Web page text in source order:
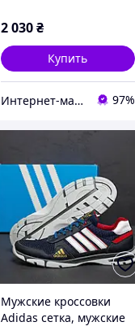
2 030₴
Купить
Интернет-магазин «Step Master» 97%
Мужские кроссовки
Adidas сетка, мужские